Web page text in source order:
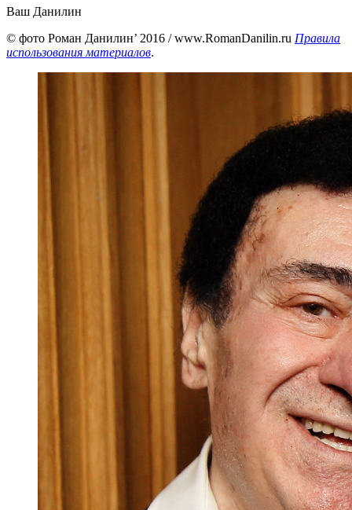
Ваш Данилин
© фото Роман Данилин’ 2016 / www.RomanDanilin.ru Правила
использования материалов.